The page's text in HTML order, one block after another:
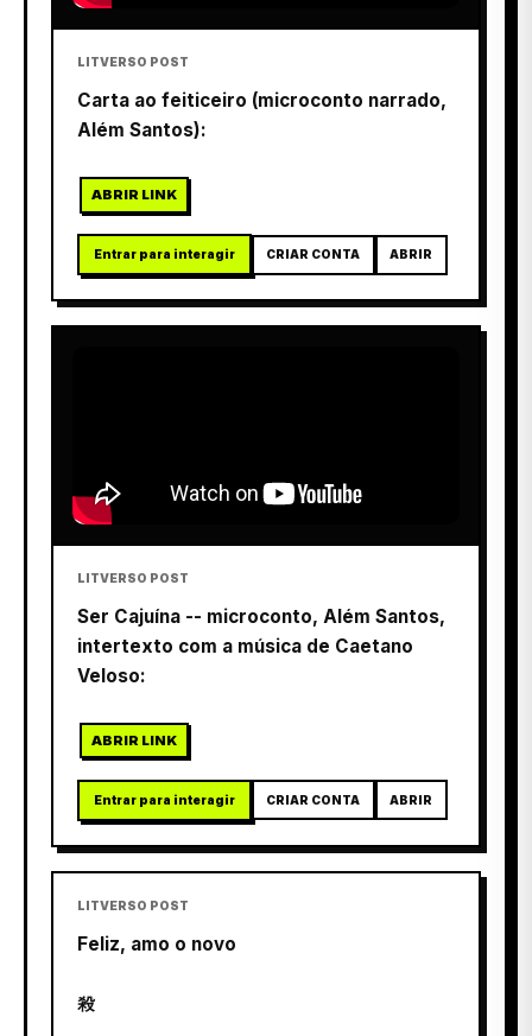
LITVERSO POST
Carta ao feiticeiro (microconto narrado,
Além Santos):
ABRIR LINK
Entrar para interagir CRIAR CONTA ABRIR
LITVERSO POST
Ser Cajuína -- microconto, Além Santos,
intertexto com a música de Caetano
Veloso:
ABRIR LINK
Entrar para interagir CRIAR CONTA ABRIR
LITVERSO POST
Feliz, amo o novo
殺